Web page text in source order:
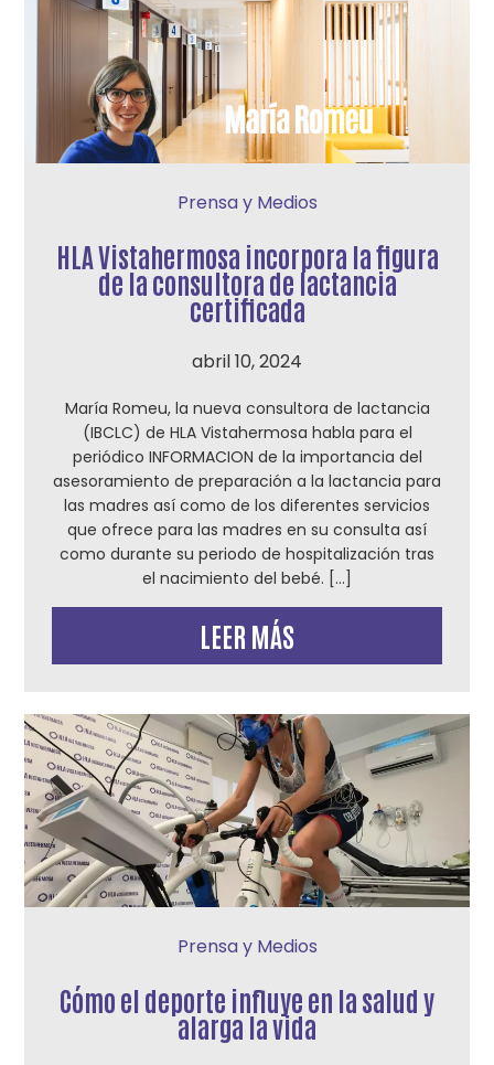
Prensa y Medios
HLA Vistahermosa incorpora la figura
de la consultora de lactancia
certificada
abril 10, 2024
María Romeu, la nueva consultora de lactancia
(IBCLC) de HLA Vistahermosa habla para el
periódico INFORMACION de la importancia del
asesoramiento de preparación a la lactancia para
las madres así como de los diferentes servicios
que ofrece para las madres en su consulta así
como durante su periodo de hospitalización tras
el nacimiento del bebé. […]
LEER MÁS
Prensa y Medios
Cómo el deporte influye en la salud y
alarga la vida